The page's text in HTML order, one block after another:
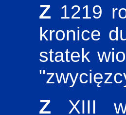
Z 1219 roku pochodzi wiadomość zawarta w
kronice
statek
Z XIII wieku zachowały się liczne dane